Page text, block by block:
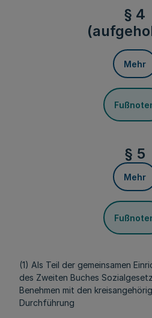
§ 4
Mehr
§ 5
Mehr
(1) Als Teil der gemeinsamen
des Zweiten Buches
Benehmen mit den
Durchführung